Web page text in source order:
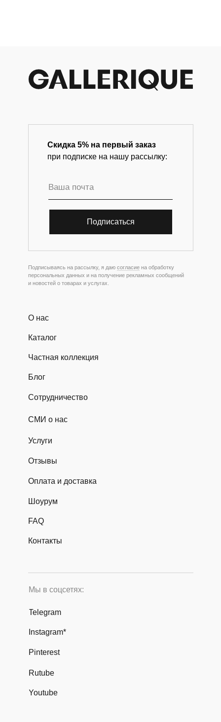
Скидка 5% на первый заказ
при подписке на нашу рассылку:
Мы в соцсетях:
Подписываясь на рассылку, я даю согласие на обработку
персональных данных и на получение рекламных сообщений
и новостей о товарах и услугах.
Каталог
О нас
Блог
Частная коллекция
Сотрудничество
Instagram*
Telegram
Услуги
Отзывы
Оплата и доставка
СМИ о нас
Шоурум
FAQ
Контакты
Pinterest
Rutube
Youtube
Подписаться